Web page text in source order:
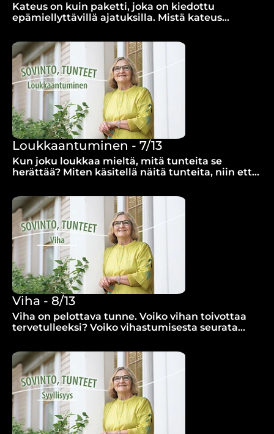
Kateus on kuin paketti, joka on kiedottu
epämiellyttävillä ajatuksilla. Mistä kateus
Loukkaantuminen - 7/13
Kun joku loukkaa mieltä, mitä tunteita se
herättää? Miten käsitellä näitä tunteita, niin että
Viha - 8/13
Viha on pelottava tunne. Voiko vihan toivottaa
tervetulleeksi? Voiko vihastumisesta seurata